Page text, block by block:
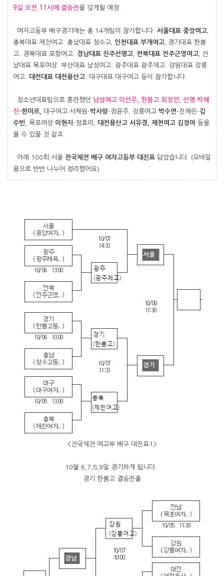
9일 오전 11시에 결승전을 갖게될 예정.
여자고등부 배구경기에는 총 14개팀이 참가합니다. 서울대표 중앙여고.
충북대표 제천여고. 충남대표 청수고 . 인천대표 부개여고. 경기대표 한봄
고. 경북대표 포항여고.
경남대표 진주선명고. 전북대표 전주근영여고. 전
남대표 목포여상. 부산대표 남성여고. 광주대표 광주체고. 강원대표 강릉
여고. 대전대표 대전용산고 . 대구대표 대구여고 등이 참가합니다.
청소년대표팀으로 훈련했던 남성여고 이선우, 한봄고 최정민, 선명 박혜
진-한미르, 대구여고 서채원-박사랑-정윤주, 강릉여고 박수연-진혜린-김
수빈 , 목포여상 이현지 -정효리, 대전용산고 서유경, 제천여고 김정아 등을
볼 수 있을 것 같죠.
아래 100회 서울 전국체전 배구 여자고등부 대진표 담았습니다. (모바일
용으로 반반 나누어 정리했어요)
<전국체전 여고부 배구 대진표1>
10월 6,7,8,9일 경기하게 됩니다.
경기 한봄고 결승진출